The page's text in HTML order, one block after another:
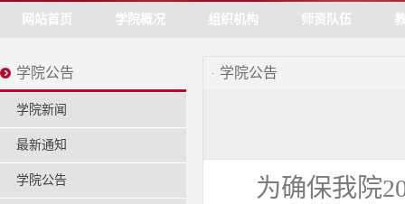
网站首页 学院概况 组织机构 师资队伍
学院公告
学院新闻
最新通知
学院公告
学院公告
为确保我院